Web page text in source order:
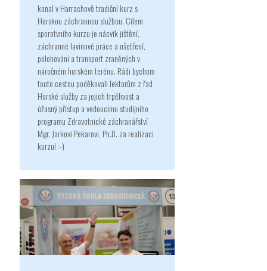
konal v Harrachově tradiční kurz s
Horskou záchrannou službou. Cílem
sporotvního kurzu je nácvik jištění,
záchranné lavinové práce a ošetření,
polohování a transport zraněných v
náročném horském terénu. Rádi bychom
touto cestou poděkovali lektorům z řad
Horské služby za jejich trpělivost a
úžasný přístup a vedoucímu studijního
programu Zdravotnické záchranářství
Mgr. Jarkovi Pekarovi, Ph.D. za realizaci
kurzu! :-)